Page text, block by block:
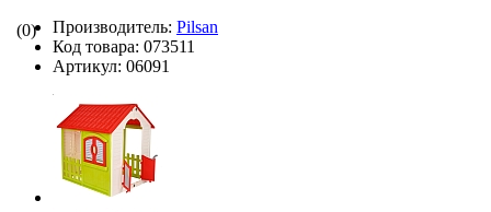
(0) Производитель: Pilsan
Код товара: 073511
Артикул: 06091